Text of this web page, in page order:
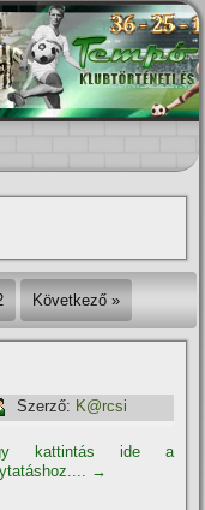
Következő »
Szerző: K@rcsi
kattintás ide a
→